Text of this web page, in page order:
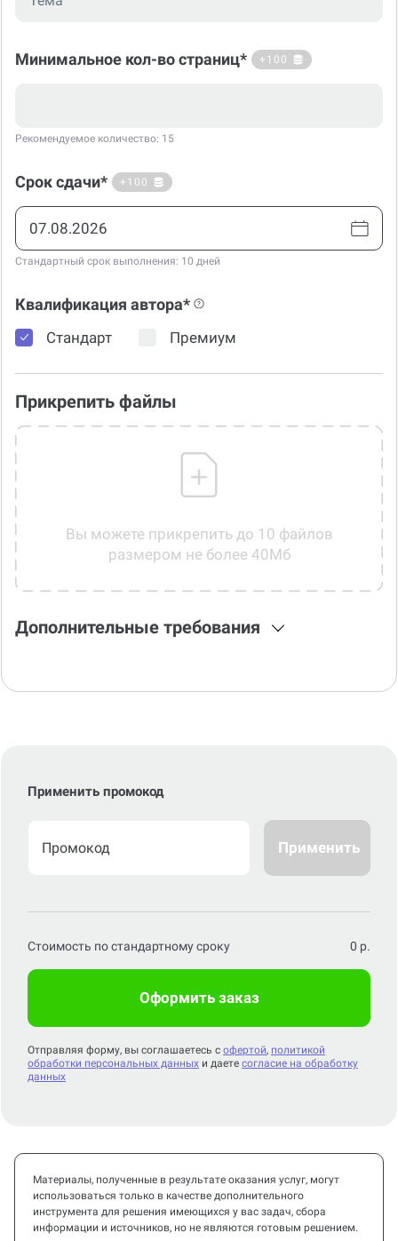
Минимальное кол-во страниц* +100
Рекомендуемое количество: 15
Срок сдачи* +100
Стандартный срок выполнения: 10 дней
Квалификация автора*
Стандарт Премиум
Прикрепить файлы
Вы можете прикрепить до 10 файлов
размером не более 40Мб
Дополнительные требования
Применить промокод
Применить
Стоимость по стандартному сроку 0 р.
Оформить заказ
Отправляя форму, вы соглашаетесь с офертой, политикой
обработки персональных данных и даете согласие на обработку
данных
Материалы, полученные в результате оказания услуг, могут
использоваться только в качестве дополнительного
инструмента для решения имеющихся у вас задач, сбора
информации и источников, но не являются готовым решением.